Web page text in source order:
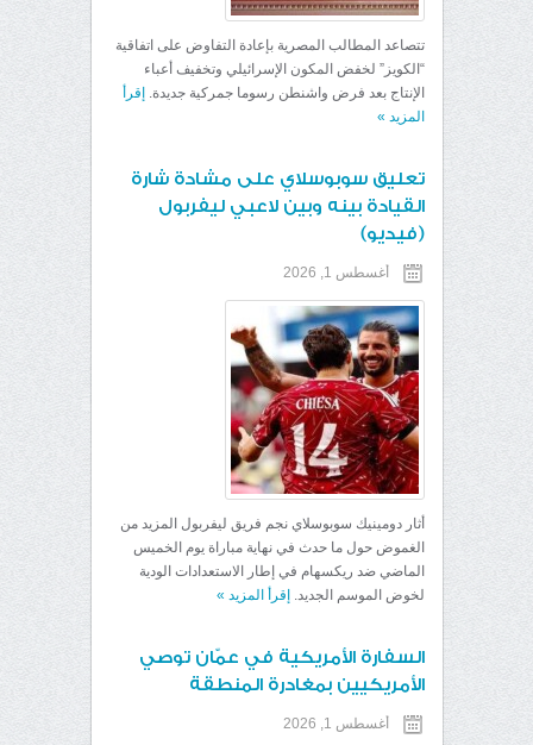
تتصاعد المطالب المصرية بإعادة التفاوض على اتفاقية
“الكويز” لخفض المكون الإسرائيلي وتخفيف أعباء
الإنتاج بعد فرض واشنطن رسوما جمركية جديدة. إقرأ
المزيد »
تعليق سوبوسلاي على مشادة شارة
القيادة بينه وبين لاعبي ليفربول
(فيديو)
أغسطس 1, 2026
أثار دومينيك سوبوسلاي نجم فريق ليفربول المزيد من
الغموض حول ما حدث في نهاية مباراة يوم الخميس
الماضي ضد ريكسهام في إطار الاستعدادات الودية
لخوض الموسم الجديد. إقرأ المزيد »
السفارة الأمريكية في عمّان توصي
الأمريكيين بمغادرة المنطقة
أغسطس 1, 2026